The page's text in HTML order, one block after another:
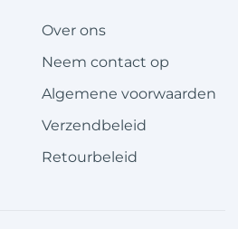
Over ons
Neem contact op
Algemene voorwaarden
Verzendbeleid
Retourbeleid